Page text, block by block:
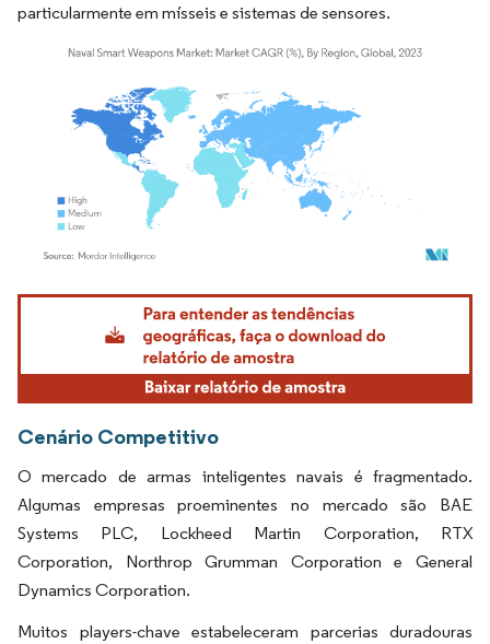
particularmente em mísseis e sistemas de sensores.
Imagem © Mordor Intelligence. O reuso requer atribuição conforme CC BY 4.0.
Cenário Competitivo
O mercado de armas inteligentes navais é fragmentado.
Algumas empresas proeminentes no mercado são BAE
Systems PLC, Lockheed Martin Corporation, RTX
Corporation, Northrop Grumman Corporation e General
Dynamics Corporation.
Muitos players-chave estabeleceram parcerias duradouras